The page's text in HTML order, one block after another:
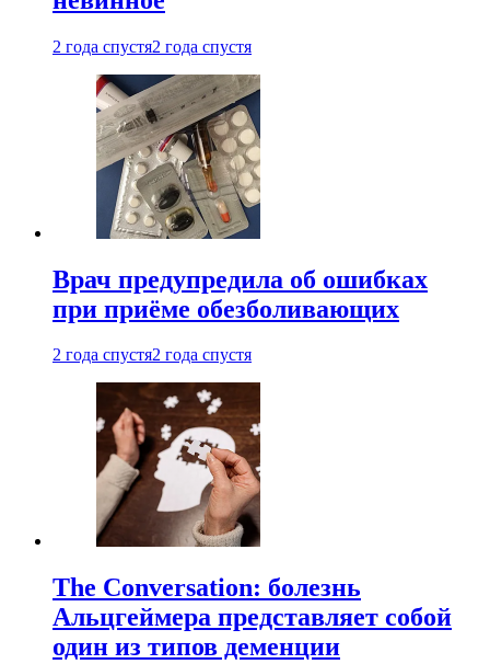
2 года спустя2 года спустя
Врач предупредила об ошибках
при приëме обезболивающих
2 года спустя2 года спустя
The Conversation: болезнь
Альцгеймера представляет собой
один из типов деменции